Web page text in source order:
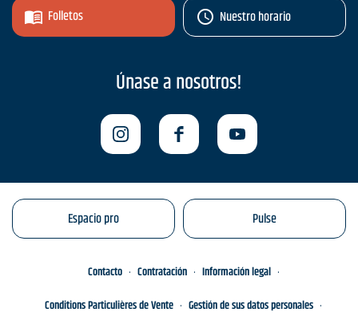
Folletos Nuestro horario
Únase a nosotros!
Espacio pro Pulse
Contacto Contratación
Información legal
Conditions Particulières de Vente
Gestión de sus datos personales